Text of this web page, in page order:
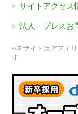
サイトアクセス
法人・プレスお
※本サイトはアフィ
す